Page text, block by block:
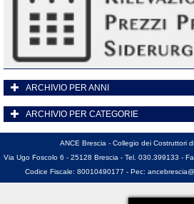
ARCHIVIO PER ANNI
ARCHIVIO PER CATEGORIE
ANCE Brescia - Collegio dei Costruttori
Via Ugo Foscolo 6 - 25128 Brescia - Tel. 030.399133 -
Codice Fiscale: 80010490177 - Pec: